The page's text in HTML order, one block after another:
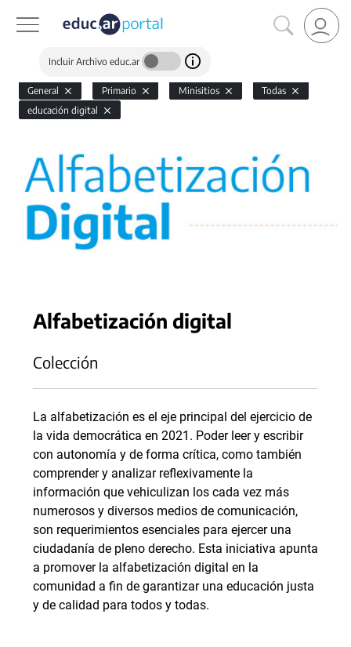
Incluir Archivo educ.ar
General Primario Minisitios
Todas
educación digital
Alfabetización digital
Colección
La alfabetización es el eje principal del ejercicio de
la vida democrática en 2021. Poder leer y escribir
con autonomía y de forma crítica, como también
comprender y analizar reflexivamente la
información que vehiculizan los cada vez más
numerosos y diversos medios de comunicación,
son requerimientos esenciales para ejercer una
ciudadanía de pleno derecho. Esta iniciativa apunta
a promover la alfabetización digital en la
comunidad a fin de garantizar una educación justa
y de calidad para todos y todas.